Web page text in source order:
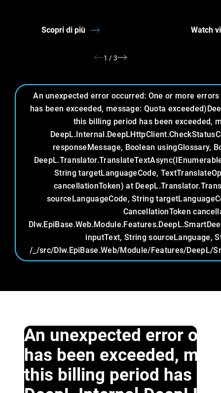
Scopri di più Watch
1 /3
An unexpected error occurred: One or more
has been exceeded, message: Quota
this billing period has been exceeded,
responseMessage, Boolean usingGlossary,
String targetLanguageCode,
cancellationToken) at
sourceLanguageCode, String
CancellationToken
inputText, String sourceLanguage,
/_/src/Dlw.EpiBase.Web/Module/Features/DeepL/
An unexpected error
has been exceeded,
this billing period has